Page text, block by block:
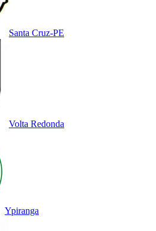
Santa Cruz-PE
Volta Redonda
Ypiranga